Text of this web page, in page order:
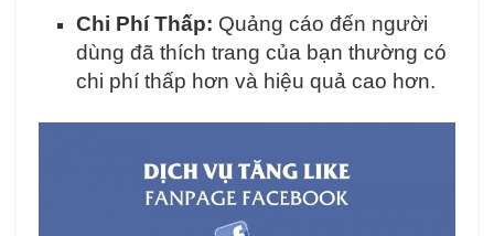
Chi Phí Thấp: Quảng cáo đến người
dùng đã thích trang của bạn thường có
chi phí thấp hơn và hiệu quả cao hơn.